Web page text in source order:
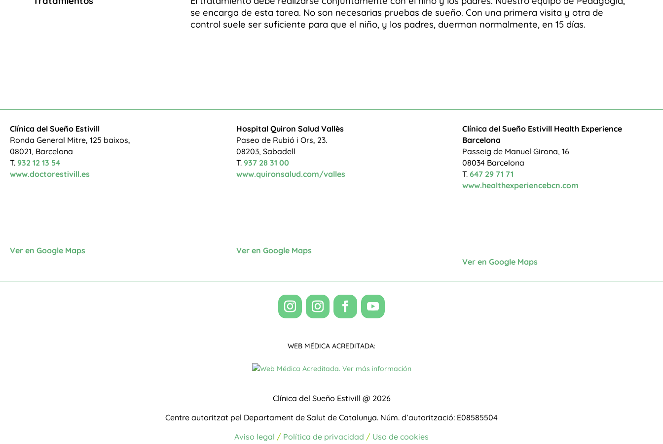
se encarga de esta tarea. No son necesarias pruebas de sueño. Con una primera visita y otra de
control suele ser suficiente para que el niño, y los padres, duerman normalmente, en 15 días.
Clínica del Sueño Estivill
Ronda General Mitre, 125 baixos,
08021, Barcelona
T. 932 12 13 54
www.doctorestivill.es
Ver en Google Maps
Hospital Quiron Salud Vallès
Paseo de Rubió i Ors, 23.
08203, Sabadell
T. 937 28 31 00
www.quironsalud.com/valles
Ver en Google Maps
Clínica del Sueño Estivill Health Experience
Barcelona
Passeig de Manuel Girona, 16
08034 Barcelona
T.647 29 71 71
www.healthexperiencebcn.com
Ver en Google Maps
WEB MÉDICA ACREDITADA:
Clínica del Sueño Estivill @ 2026
Centre autoritzat pel Departament de Salut de Catalunya. Núm. d’autorització: E08585504
Aviso legal / Política de privacidad / Uso de cookies